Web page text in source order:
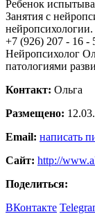
Ребенок
Занятия с
нейропсихологии.
+7 (926) 207 - 16 -
Нейропсихолог
патологиями
Контакт: Ольга
Размещено:
Email: написать
Сайт: http://
Поделиться:
ВКонтакте